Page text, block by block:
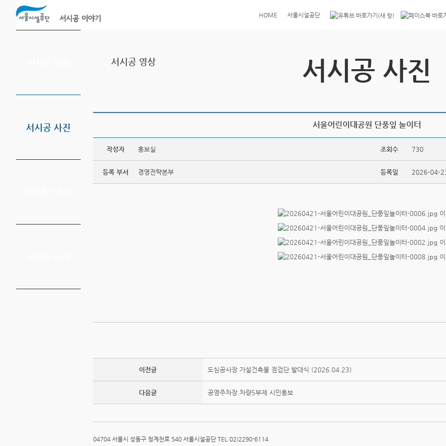
본문바로가기
HOME 서울시설공단
서시공 사진
서시공 사진
서시공 영상
서울어린이대공원 단풍잎 놀이터
작성자 홍보실 조회수 730
등록 부서 경영전략본부 등록일 2026-04-
이전글 도심공사장 가설건축물 점검단 발대식 (2026.04.23)
다음글 공영주차장 차량5부제 시민홍보
04704 서울시 성동구 청계천로 540 서울시설공단 TEL:02)2290-6114